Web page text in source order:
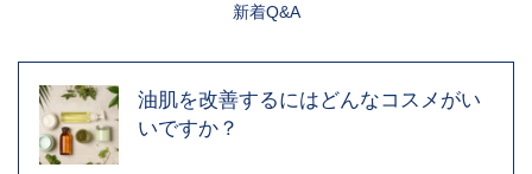
新着Q&A
油肌を改善するにはどんなコスメがい
いですか？